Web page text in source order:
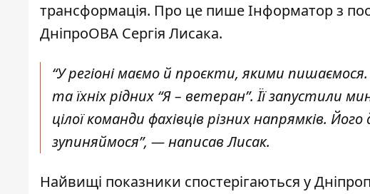
трансформація. Про це пише Інформаторз
ДніпроОВА Сергія Лисака.
“У регіоні маємо й проєкти, якими
та їхніх рідних “Я – ветеран”. Її запустили
цілої команди фахівців різних напрямків.
зупиняймося”, — написав Лисак.
Найвищі показники спостерігаються у